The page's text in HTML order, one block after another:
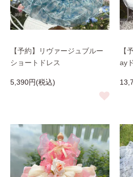
【予約】リヴァージュブルー
ショートドレス
5,390円(税込)
【
ay